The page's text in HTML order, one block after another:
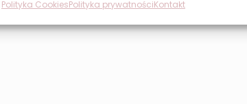
Polityka CookiesPolityka prywatnościKontakt